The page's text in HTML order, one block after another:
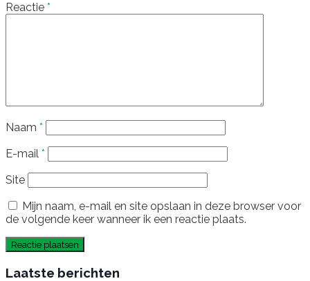
Reactie *
Naam *
E-mail *
Site
Mijn naam, e-mail en site opslaan in deze browser voor
de volgende keer wanneer ik een reactie plaats.
Laatste berichten